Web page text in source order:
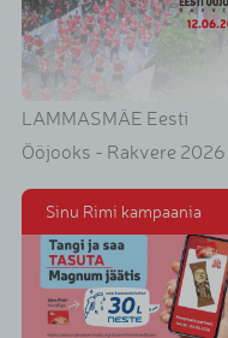
LAMMASMÄE Eesti
Ööjooks - Rakvere 2026
Sinu Rimi kampaania